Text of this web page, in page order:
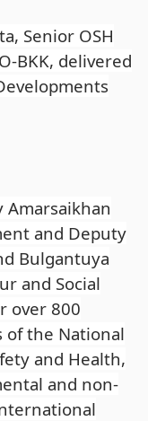
Senior OSH
BKK, delivered
and Deputy
Bulgantuya
and Social
over 800
of the National
and Health,
and non-